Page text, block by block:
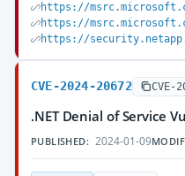
https://
https://
https://
CVE-2024-20672 CVE-
.NET Denial of Service
PUBLISHED: 2024-01-09